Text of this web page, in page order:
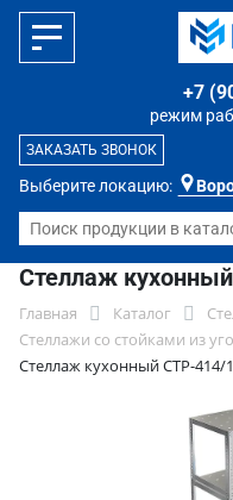
Выберите локацию:
режим
+7
ЗАКАЗАТЬ ЗВОНОК
Стеллаж
Главная Каталог
Стеллажи со стойками из
Стеллаж кухонный СТР-414/